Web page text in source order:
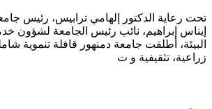
تحت رعاية الدكتور إلهامي ترابيس، رئيس
إيناس إبراهيم، نائب رئيس الجامعة لشؤون
البيئة، أطلقت جامعة دمنهور قافلة تنموية
زراعية، تثقيفية و ت